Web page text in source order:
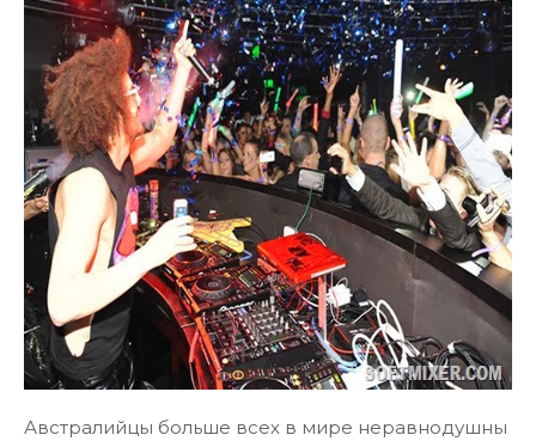
Австралийцы больше всех в мире неравнодушны